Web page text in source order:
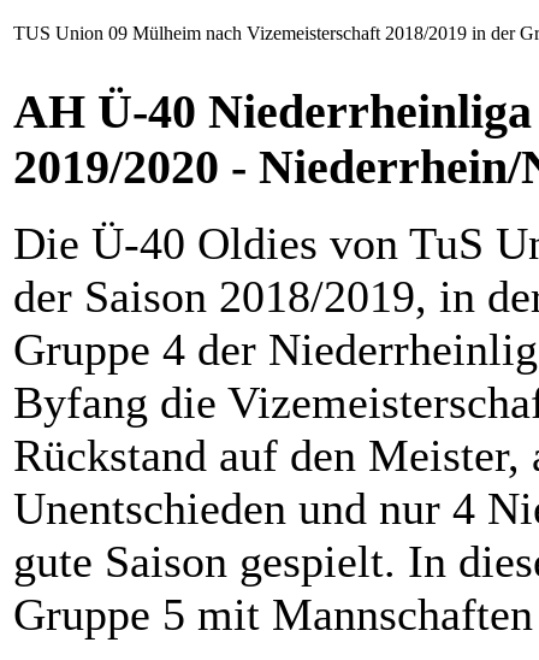
TUS Union 09 Mülheim nach Vizemeisterschaft 2018/2019 in der
AH Ü-40
2019/2020 -
Die Ü-40 Oldies von TuS
der Saison 2018/2019, in
Gruppe 4 der
Byfang die
Rückstand auf den
Unentschieden und nur 4
gute Saison gespielt. In
Gruppe 5 mit